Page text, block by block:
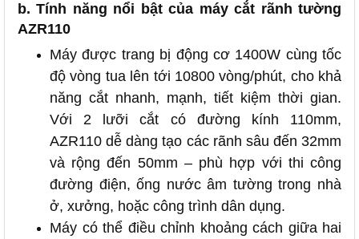
b. Tính năng nổi bật của máy cắt rãnh tường
AZR110
Máy được trang bị động cơ 1400W cùng tốc
độ vòng tua lên tới 10800 vòng/phút, cho khả
năng cắt nhanh, mạnh, tiết kiệm thời gian.
Với 2 lưỡi cắt có đường kính 110mm,
AZR110 dễ dàng tạo các rãnh sâu đến 32mm
và rộng đến 50mm – phù hợp với thi công
đường điện, ống nước âm tường trong nhà
ở, xưởng, hoặc công trình dân dụng.
Máy có thể điều chỉnh khoảng cách giữa hai